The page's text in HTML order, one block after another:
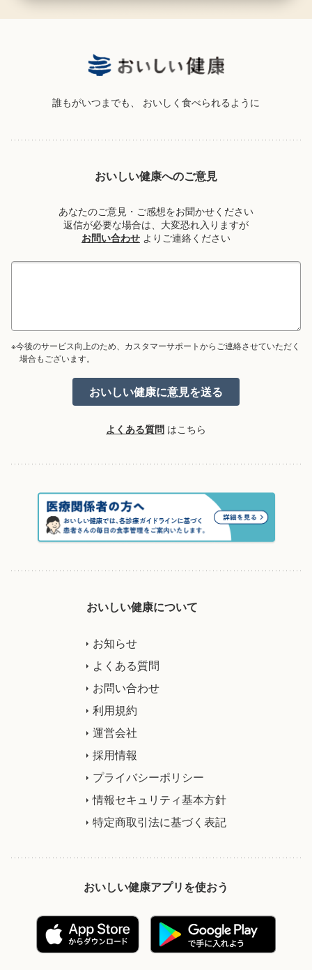
誰もがいつまでも、 おいしく食べられるように
おいしい健康へのご意見
あなたのご意見・ご感想をお聞かせください
返信が必要な場合は、大変恐れ入りますが
お問い合わせ よりご連絡ください
※今後のサービス向上のため、カスタマーサポートからご連絡させていただく
場合もございます。
よくある質問 はこちら
おいしい健康について
お知らせ
よくある質問
お問い合わせ
利用規約
運営会社
採用情報
プライバシーポリシー
情報セキュリティ基本方針
特定商取引法に基づく表記
おいしい健康アプリを使おう